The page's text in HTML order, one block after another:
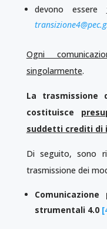
devono essere
Ogni
singolarmente.
La trasmissione
costituisce
suddetti crediti di
Di seguito, sono
trasmissione dei
strumentali 4.0